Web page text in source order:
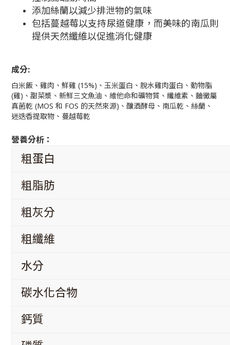
添加絲蘭以減少排泄物的氣味
包括蔓越莓以支持尿道健康，而美味的南瓜則
提供天然纖維以促進消化健康
成分:
白米飯、雞肉、鮮雞 (15%)、玉米蛋白、脫水雞肉蛋白、動物脂
(雞)、甜菜漿、新鮮三文魚油、維他命和礦物質、纖維素、麯黴屬
真菌乾 (MOS 和 FOS 的天然來源)、釀酒酵母、南瓜乾、絲蘭、
迷迭香提取物、蔓越莓乾
營養分析：
粗蛋白
粗脂肪
粗灰分
粗纖維
水分
碳水化合物
鈣質